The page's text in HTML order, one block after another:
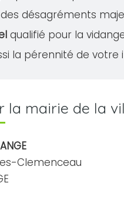
désagréments
qualifié pour la
la pérennité de votre
la mairie de la
Clemenceau